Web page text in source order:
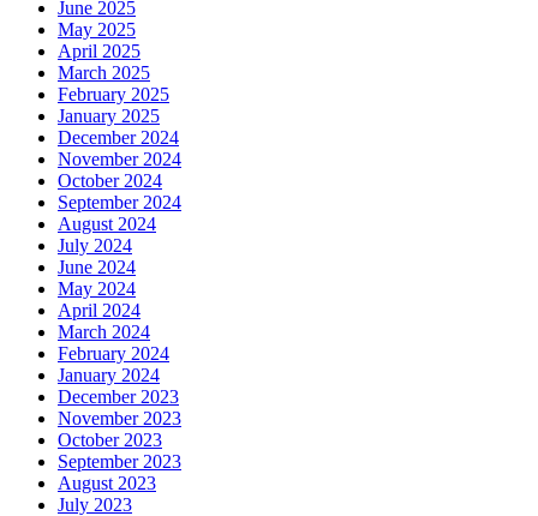
June 2025
May 2025
April 2025
March 2025
February 2025
January 2025
December 2024
November 2024
October 2024
September 2024
August 2024
July 2024
June 2024
May 2024
April 2024
March 2024
February 2024
January 2024
December 2023
November 2023
October 2023
September 2023
August 2023
July 2023